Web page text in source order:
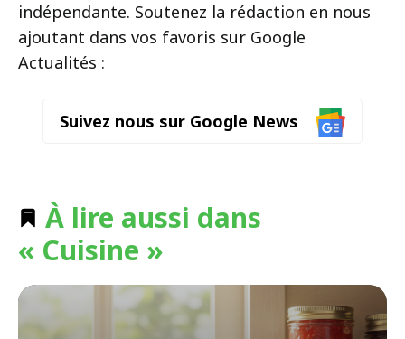
indépendante. Soutenez la rédaction en nous
ajoutant dans vos favoris sur Google
Actualités :
Suivez nous sur Google News
À lire aussi dans
« Cuisine »